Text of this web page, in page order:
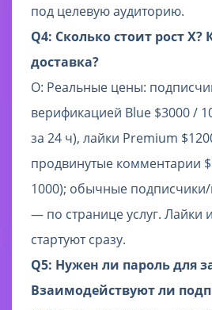
под целевую аудиторию.
Q4: Сколько стоит рост X?
доставка?
О: Реальные цены:
верификацией Blue $3000 /
за 24 ч), лайки Premium
продвинутые комментарии
1000); обычные
— по странице услуг. Лайки
стартуют сразу.
Q5: Нужен ли пароль для
Взаимодействуют ли